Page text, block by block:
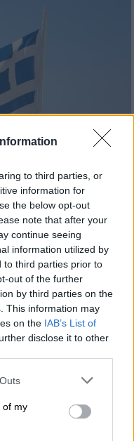
to third parties, or
information for
the below opt-out
note that after your
continue seeing
information utilized by
to third parties prior to
out of the further
by third parties on the
This information may
on the IAB’s List of
disclose it to other
one or more Google
You may click to
its third-party tags to
in below Google
of my
σαρώνουν στις
το 2025
νέα έρευνα
για
προορισμούς